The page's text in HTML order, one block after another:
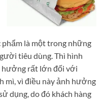
phẩm là một trong những
tiêu dùng. Thì hình
hưởng rất lớn đối với
mì, vì điều này ảnh hưởng
dụng, do đó khách hàng